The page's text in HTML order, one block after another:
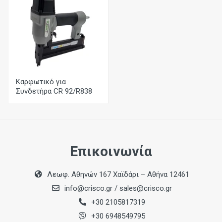
Τύπος
R800
Κορώνα
Διάστ. Σύρματος
Καρφωτικό για
Συνδετήρα CR 92/R838
Επικοινωνία
Λεωφ. Αθηνών 167 Χαϊδάρι – Αθήνα 12461
info@crisco.gr / sales@crisco.gr
+30 2105817319
+30 6948549795